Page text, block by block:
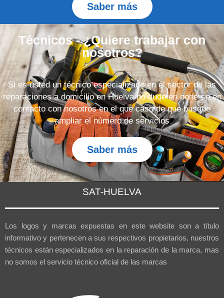
Saber más
Técnicos - ¿Quiere trabajar con
nosotros?
Si es usted un técnico especializado en el sector de las
reparaciones a domicilio en Huelva no dude en ponerse en
contacto con nosotros en el que caso de que busque
ampliar el número de servicios
Saber más
SAT-HUELVA
Los logos y marcas expuestas en este website son a título
informativo y pertenecen a sus respectivos propietarios, nuestros
técnicos están especializados en la reparación de la marca, mas
no somos el servicio técnico oficial de las marcas